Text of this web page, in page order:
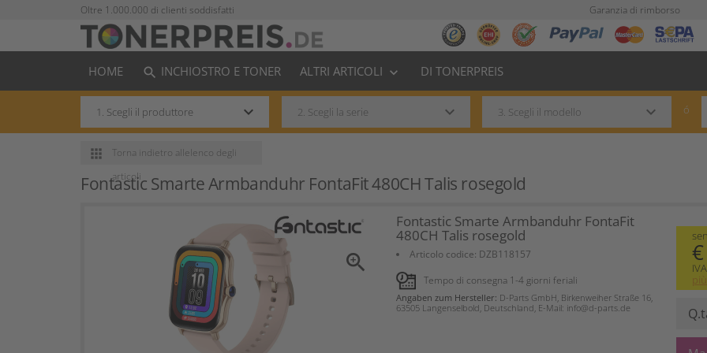
Oltre 1.000.000 di clienti soddisfatti Garanzia di rimborso
HOME search INCHIOSTRO E TONER ALTRI ARTICOLI keyboard_arrow_down DI TONERPREIS
keyboard_arrow_down keyboard_arrow_down keyboard_arrow_down ó
Torna indietro allelenco degli
articoli
apps
Fontastic Smarte Armbanduhr FontaFit 480CH Talis rosegold
zoom_in
Fontastic Smarte Armbanduhr FontaFit
480CH Talis rosegold
Articolo codice: DZB118157
Tempo di consegna 1-4 giorni feriali
Angaben zum Hersteller: D-Parts GmbH, Birkenweiher Straße 16,
63505 Langenselbold, Deutschland, E-Mail: info@d-parts.de